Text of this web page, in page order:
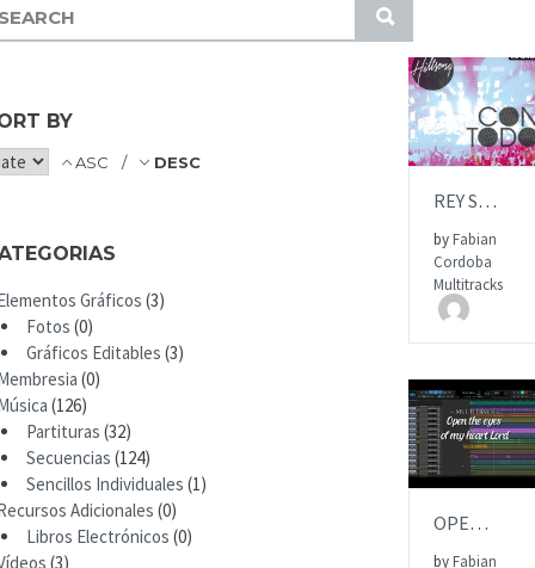
AÑADIR AL
ITEM PRICE:
$15.00
REY SALVADOR | Hillsong | MULTITRACK
byFabian
Cordoba
Multitracks
AÑADIR AL
OPEN THE EYES | Multitrack | SALVADOR
byFabian
S
U
B
M
T
BY
ASC DESC
Gráficos (3)
Fotos (0)
Gráficos Editables (3)
(0)
(126)
Partituras (32)
Secuencias (124)
Sencillos Individuales (1)
Adicionales (0)
Libros Electrónicos (0)
(3)